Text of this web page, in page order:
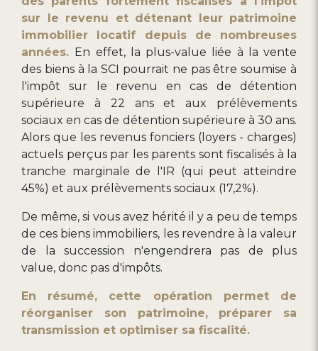
sur le revenu et détenant leur patrimoine
immobilier locatif depuis de nombreuses
années. En effet, la plus-value liée à la vente
des biens à la SCI pourrait ne pas être soumise à
l'impôt sur le revenu en cas de détention
supérieure à 22 ans et aux prélèvements
sociaux en cas de détention supérieure à 30 ans.
Alors que les revenus fonciers (loyers - charges)
actuels perçus par les parents sont fiscalisés à la
tranche marginale de l'IR (qui peut atteindre
45%) et aux prélèvements sociaux (17,2%).
De même, si vous avez hérité il y a peu de temps
de ces biens immobiliers, les revendre à la valeur
de la succession n'engendrera pas de plus
value, donc pas d'impôts.
En résumé, cette opération permet de
réorganiser son patrimoine, préparer sa
transmission et optimiser sa fiscalité.